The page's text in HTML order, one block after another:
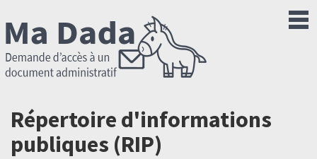
Répertoire d'informations
publiques (RIP)